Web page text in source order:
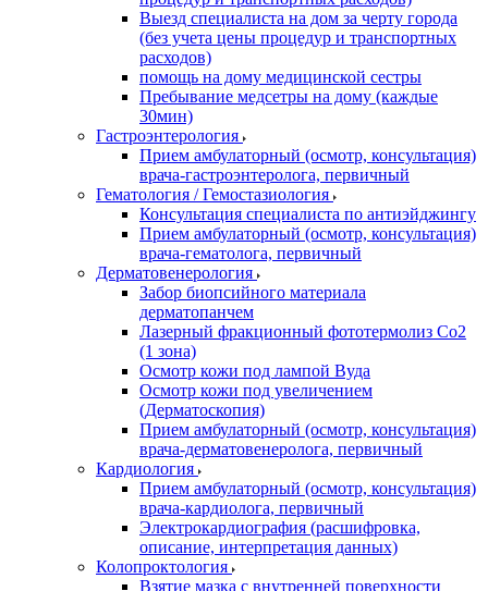
Выезд специалиста на дом за черту города
(без учета цены процедур и транспортных
расходов)
помощь на дому медицинской сестры
Пребывание медсетры на дому (каждые
30мин)
Гастроэнтерология
Прием амбулаторный (осмотр, консультация)
врача-гастроэнтеролога, первичный
Гематология / Гемостазиология
Консультация специалиста по антиэйджингу
Прием амбулаторный (осмотр, консультация)
врача-гематолога, первичный
Дерматовенерология
Забор биопсийного материала
дерматопанчем
Лазерный фракционный фототермолиз Со2
(1 зона)
Осмотр кожи под лампой Вуда
Осмотр кожи под увеличением
(Дерматоскопия)
Прием амбулаторный (осмотр, консультация)
врача-дерматовенеролога, первичный
Кардиология
Прием амбулаторный (осмотр, консультация)
врача-кардиолога, первичный
Электрокардиография (расшифровка,
описание, интерпретация данных)
Колопроктология
Взятие мазка с внутренней поверхности